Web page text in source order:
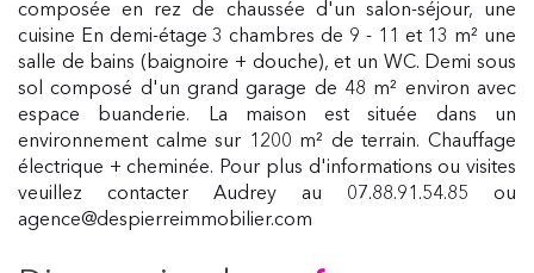
composée en rez de chaussée d'un salon-séjour, une
cuisine En demi-étage 3 chambres de 9 - 11 et 13 m² une
salle de bains (baignoire + douche), et un WC. Demi sous
sol composé d'un grand garage de 48 m² environ avec
espace buanderie. La maison est située dans un
environnement calme sur 1200 m² de terrain. Chauffage
électrique + cheminée. Pour plus d'informations ou visites
veuillez contacter Audrey au 07.88.91.54.85 ou
agence@despierreimmobilier.com